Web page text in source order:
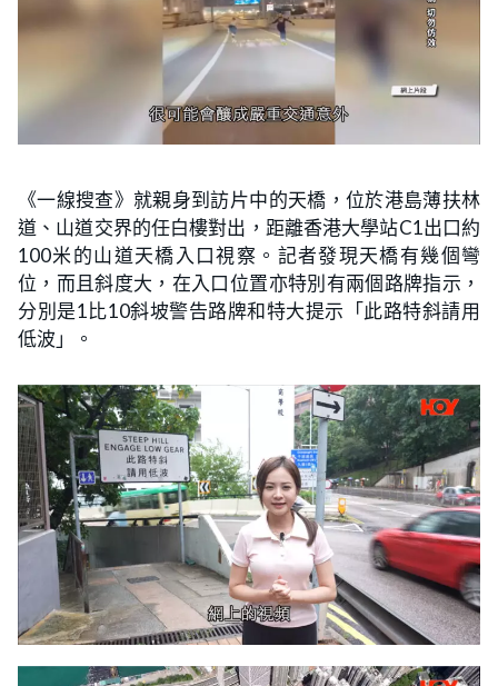
《一線搜查》就親身到訪片中的天橋，位於港島薄扶林
道、山道交界的任白樓對出，距離香港大學站C1出口約
100米的山道天橋入口視察。記者發現天橋有幾個彎
位，而且斜度大，在入口位置亦特別有兩個路牌指示，
分別是1比10斜坡警告路牌和特大提示「此路特斜請用
低波」。